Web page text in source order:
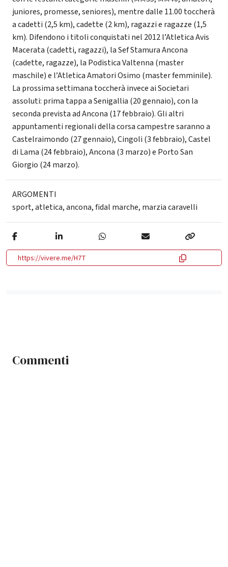
juniores, promesse, seniores), mentre dalle 11.00 toccherà
a cadetti (2,5 km), cadette (2 km), ragazzi e ragazze (1,5
km). Difendono i titoli conquistati nel 2012 l’Atletica Avis
Macerata (cadetti, ragazzi), la Sef Stamura Ancona
(cadette, ragazze), la Podistica Valtenna (master
maschile) e l’Atletica Amatori Osimo (master femminile).
La prossima settimana toccherà invece ai Societari
assoluti: prima tappa a Senigallia (20 gennaio), con la
seconda prevista ad Ancona (17 febbraio). Gli altri
appuntamenti regionali della corsa campestre saranno a
Castelraimondo (27 gennaio), Cingoli (3 febbraio), Castel
di Lama (24 febbraio), Ancona (3 marzo) e Porto San
Giorgio (24 marzo).
ARGOMENTI
sport,atletica,ancona,fidal marche, marzia caravelli
https://vivere.me/H7T
Commenti